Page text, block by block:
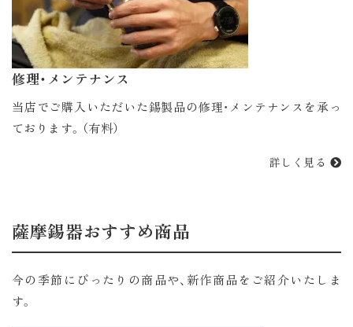
修理・メンテナンス
当店でご購入いただいた錫製品の修理・メンテナンスを承っ
ております。（有料）
詳しく見る
薩摩錫器おすすめ商品
今の季節にぴったりの商品や、新作商品をご紹介いたしま
す。